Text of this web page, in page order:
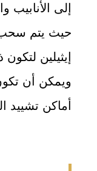
إلى الأنابيب
إيثيلين
ويمكن أن
أماكن تشييد